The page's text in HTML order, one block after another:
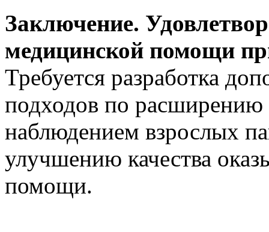
Заключение.
медицинской помощи
Требуется разработка
подходов по расширению
наблюдением взрослых
улучшению качества
помощи.